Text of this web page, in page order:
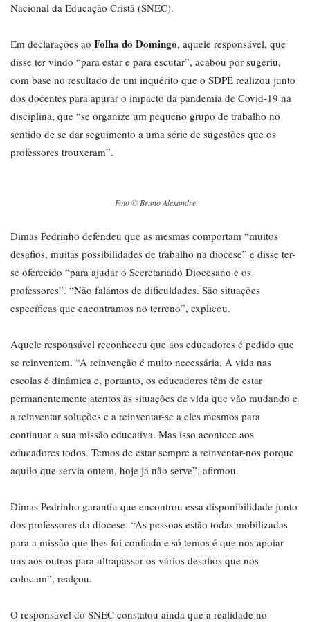
Nacional da Educação Cristã (SNEC).
Em declarações ao Folha do Domingo, aquele responsável, que
disse ter vindo “para estar e para escutar”, acabou por sugeriu,
com base no resultado de um inquérito que o SDPE realizou junto
dos docentes para apurar o impacto da pandemia de Covid-19 na
disciplina, que “se organize um pequeno grupo de trabalho no
sentido de se dar seguimento a uma série de sugestões que os
professores trouxeram”.
Foto © Bruno Alexandre
Dimas Pedrinho defendeu que as mesmas comportam “muitos
desafios, muitas possibilidades de trabalho na diocese” e disse ter-
se oferecido “para ajudar o Secretariado Diocesano e os
professores”. “Não falámos de dificuldades. São situações
específicas que encontramos no terreno”, explicou.
Aquele responsável reconheceu que aos educadores é pedido que
se reinventem. “A reinvenção é muito necessária. A vida nas
escolas é dinâmica e, portanto, os educadores têm de estar
permanentemente atentos às situações de vida que vão mudando e
a reinventar soluções e a reinventar-se a eles mesmos para
continuar a sua missão educativa. Mas isso acontece aos
educadores todos. Temos de estar sempre a reinventar-nos porque
aquilo que servia ontem, hoje já não serve”, afirmou.
Dimas Pedrinho garantiu que encontrou essa disponibilidade junto
dos professores da diocese. “As pessoas estão todas mobilizadas
para a missão que lhes foi confiada e só temos é que nos apoiar
uns aos outros para ultrapassar os vários desafios que nos
colocam”, realçou.
O responsável do SNEC constatou ainda que a realidade no